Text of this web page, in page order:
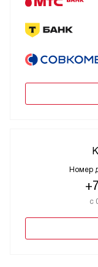
Номер
с